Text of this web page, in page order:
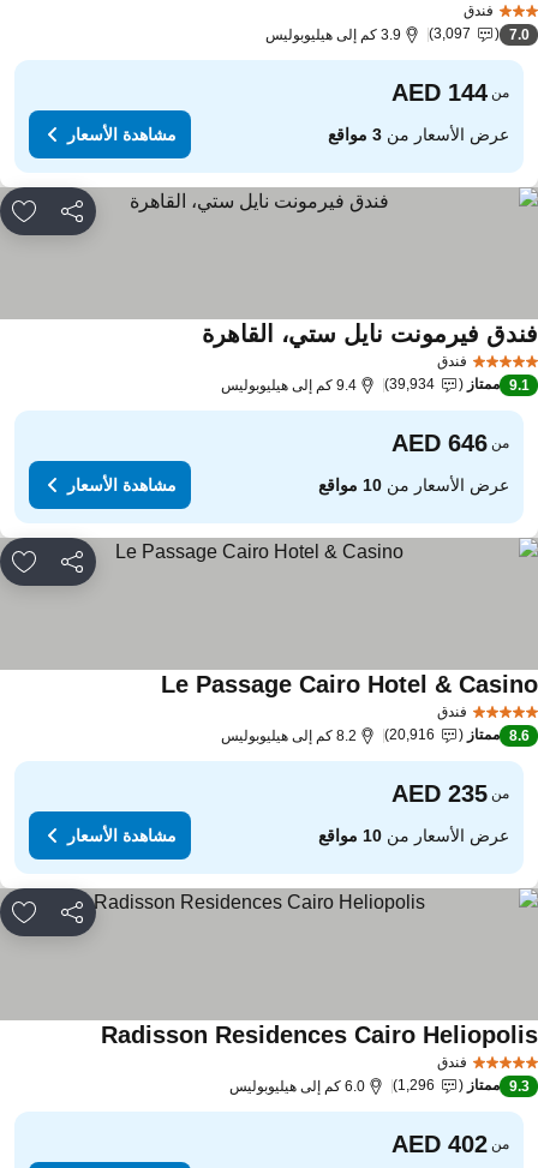
فندق
7.0
3,097 3.9 كم إلى هيليوبوليس
من
عرض الأسعار من3 مواقع مشاهدة الأسعار
مشاركة
فندق
فيرمونت نايل ستي، القاهرة
9.1 ممتاز 39,934 9.4 كم إلى هيليوبوليس
من
عرض الأسعار من10 مواقع مشاهدة الأسعار
مشاركة
فندق
Le Passage Cairo Hotel &
8.6 ممتاز 20,916 8.2 كم إلى هيليوبوليس
من
عرض الأسعار من10 مواقع مشاهدة الأسعار
مشاركة
فندق
Radisson Residences Cairo
9.3 ممتاز 1,296 6.0 كم إلى هيليوبوليس
من